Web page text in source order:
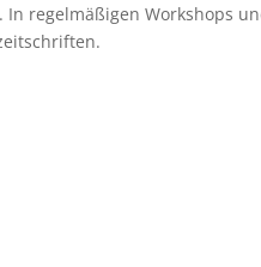
regelmäßigen Workshops